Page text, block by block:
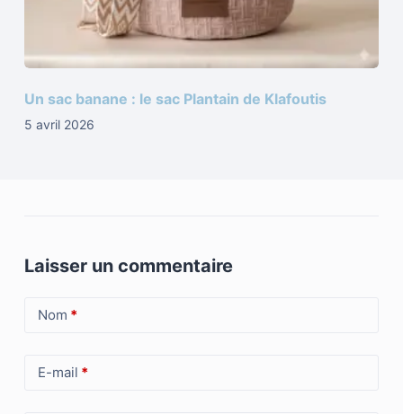
Un sac banane : le sac Plantain de Klafoutis
5 avril 2026
Laisser un commentaire
Nom *
E-mail *